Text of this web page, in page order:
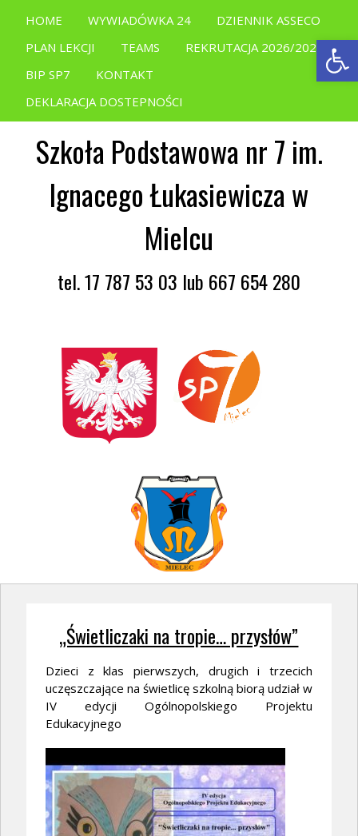
HOME WYWIADÓWKA 24
DZIENNIK ASSECO
PLAN LEKCJI
TEAMS
REKRUTACJA 2026/2027
BIP SP7
KONTAKT
DEKLARACJA DOSTEPNOŚCI
Szkoła Podstawowa nr 7 im.
Ignacego Łukasiewicza w
Mielcu
tel. 17 787 53 03 lub 667 654 280
„Świetliczaki na tropie… przysłów”
Dzieci z klas pierwszych, drugich i trzecich
uczęszczające na świetlicę szkolną biorą udział w
IV edycji Ogólnopolskiego Projektu
Edukacyjnego